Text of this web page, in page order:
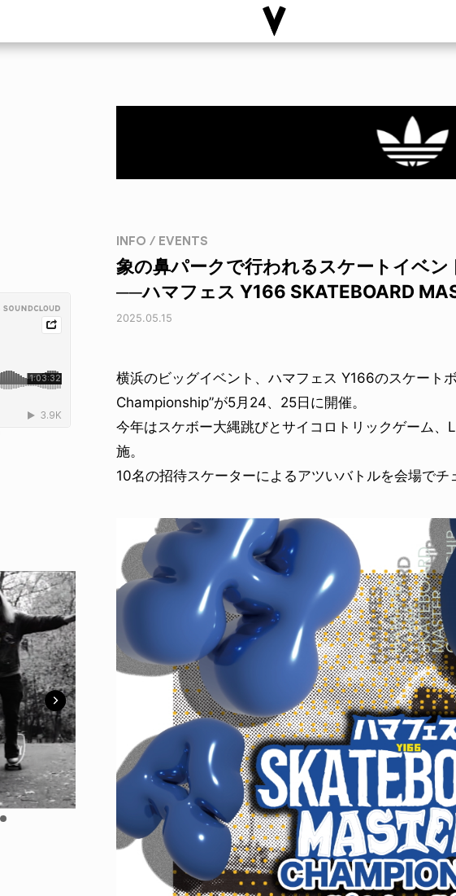
VOICE OF FREEDOM
TONY ALVA (ENGLISH)
VOICE OF FREEDOM
AKIRA OZAWA / 尾澤 彰
2021.09.02
INFO / EVENTS
象の鼻パークで行われるスケートイベン
──ハマフェス Y166 SKATEBOARD
2025.05.15
横浜のビッグイベント、ハマフェス Y166のスケート
Championship”が5月24、25日に開催。
今年はスケボー大縄跳びとサイコロトリックゲーム
施。
10名の招待スケーターによるアツいバトルを会場でチ